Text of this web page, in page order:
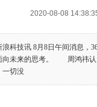
2020-08-08
技讯 8月8日午间消息，
向未来的思考。 周鸿祎认
一切没